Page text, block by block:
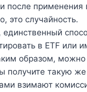
после
это случайность.
в ETF или
образом,
получите такую
взимают